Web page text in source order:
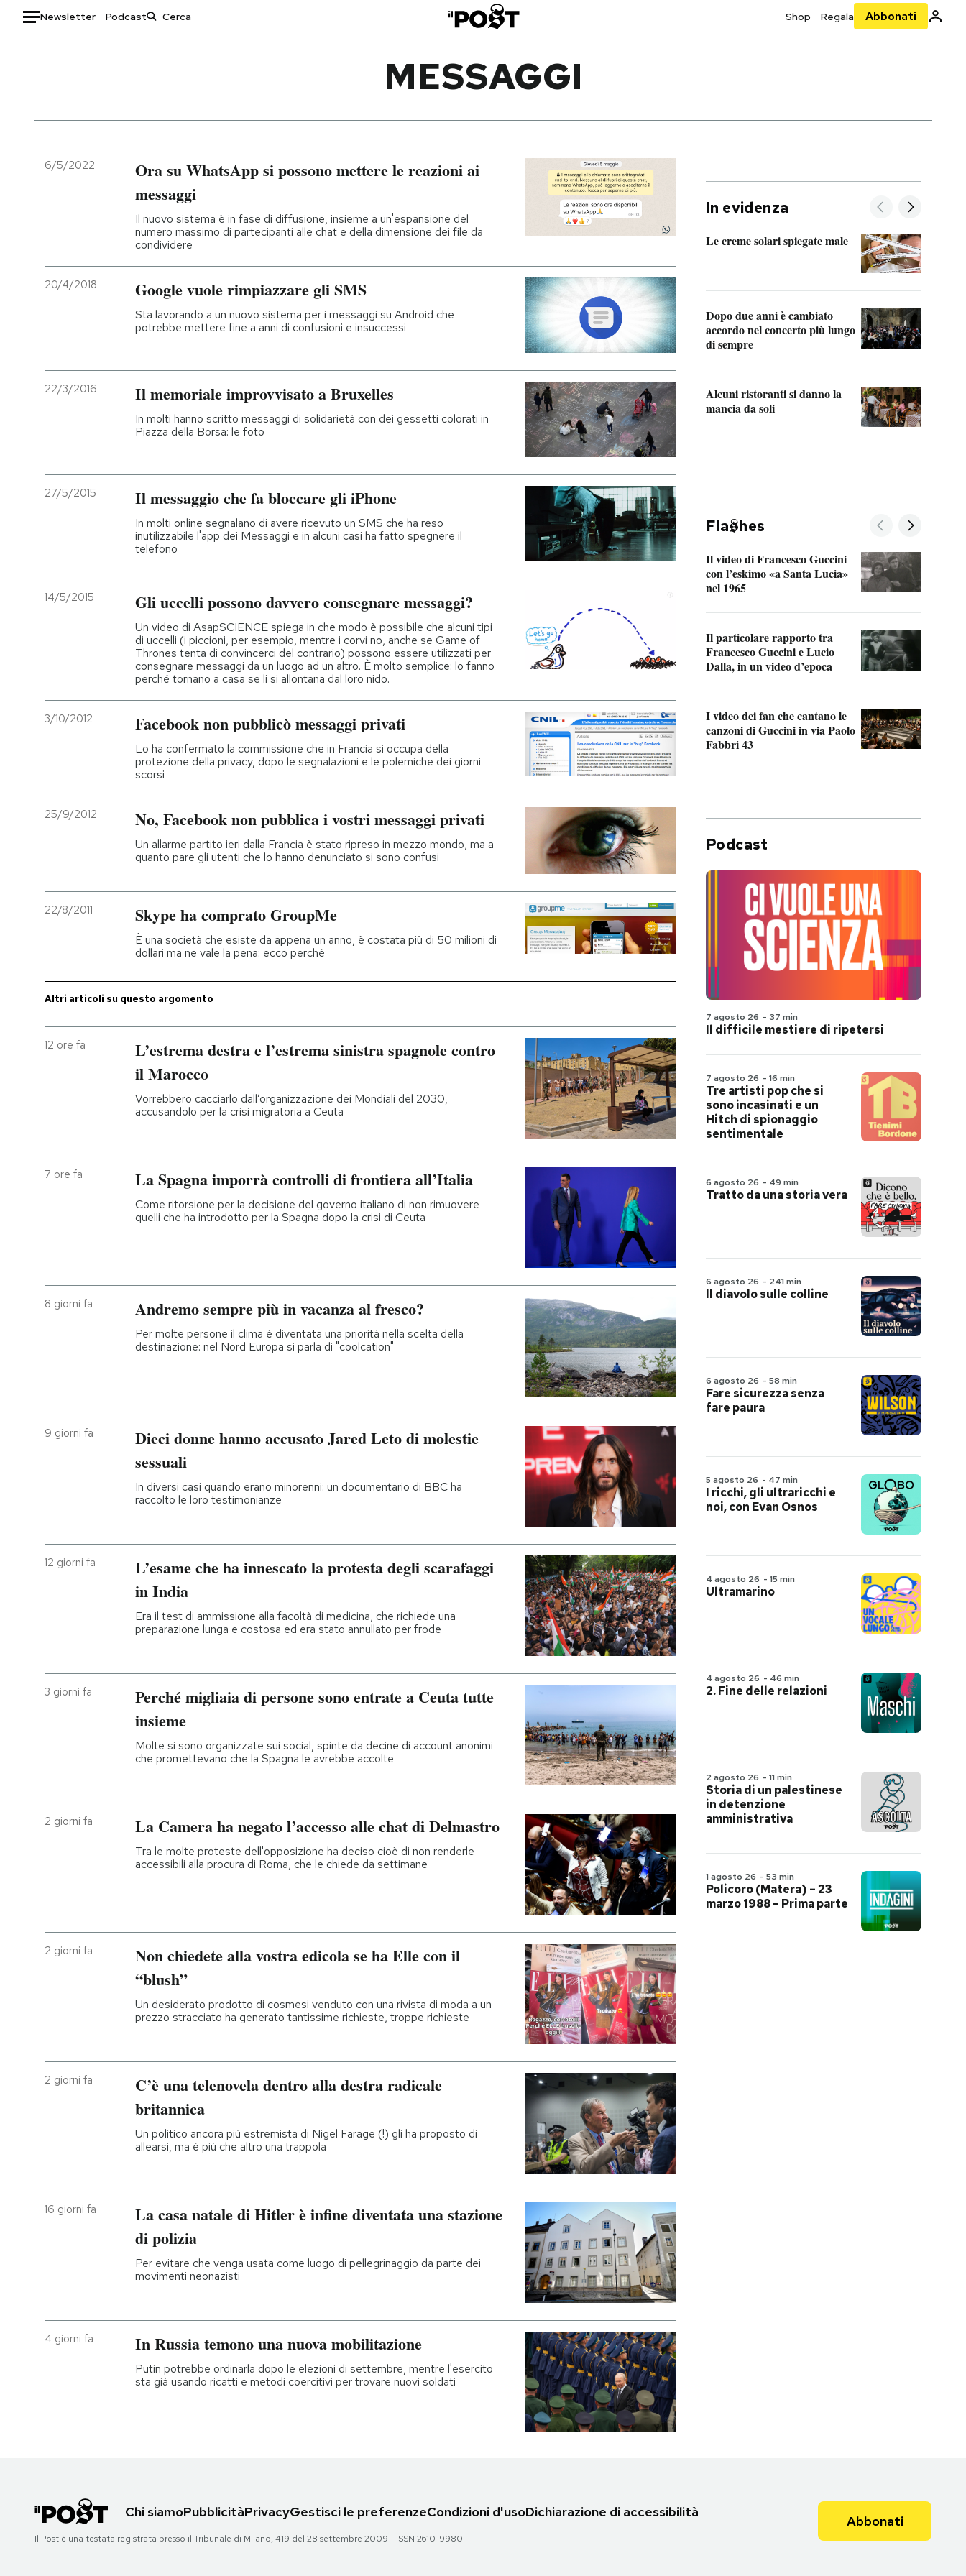
Newsletter Podcast Shop Regala Abbonati
Italia
Politica
Economia
Sport
Moda
Ok Boomer!
Media
Europa
Altrecose
Mondiali calcio 2026
NEWSLETTER
SHOP
MESSAGGI
6/5/2022
Ora su WhatsApp si possono mettere le reazioni ai
messaggi
Il nuovo sistema è in fase di diffusione, insieme a un'espansione del
numero massimo di partecipanti alle chat e della dimensione dei file da
condividere
20/4/2018 Google vuole rimpiazzare gli SMS
Sta lavorando a un nuovo sistema per i messaggi su Android che
potrebbe mettere fine a anni di confusioni e insuccessi
22/3/2016 Il memoriale improvvisato a Bruxelles
In molti hanno scritto messaggi di solidarietà con dei gessetti colorati in
Piazza della Borsa: le foto
27/5/2015 Il messaggio che fa bloccare gli iPhone
In molti online segnalano di avere ricevuto un SMS che ha reso
inutilizzabile l'app dei Messaggi e in alcuni casi ha fatto spegnere il
telefono
14/5/2015 Gli uccelli possono davvero consegnare messaggi?
Un video di AsapSCIENCE spiega in che modo è possibile che alcuni tipi
di uccelli (i piccioni, per esempio, mentre i corvi no, anche se Game of
Thrones tenta di convincerci del contrario) possono essere utilizzati per
consegnare messaggi da un luogo ad un altro. È molto semplice: lo fanno
perché tornano a casa se li si allontana dal loro nido.
3/10/2012 Facebook non pubblicò messaggi privati
Lo ha confermato la commissione che in Francia si occupa della
protezione della privacy, dopo le segnalazioni e le polemiche dei giorni
scorsi
25/9/2012 No, Facebook non pubblica i vostri messaggi privati
Un allarme partito ieri dalla Francia è stato ripreso in mezzo mondo, ma a
quanto pare gli utenti che lo hanno denunciato si sono confusi
22/8/2011 Skype ha comprato GroupMe
È una società che esiste da appena un anno, è costata più di 50 milioni di
dollari ma ne vale la pena: ecco perché
Altri articoli su questo argomento
12 ore fa
L’estrema destra e l’estrema sinistra spagnole contro
il Marocco
Vorrebbero cacciarlo dall’organizzazione dei Mondiali del 2030,
accusandolo per la crisi migratoria a Ceuta
7 ore fa La Spagna imporrà controlli di frontiera all’Italia
Come ritorsione per la decisione del governo italiano di non rimuovere
quelli che ha introdotto per la Spagna dopo la crisi di Ceuta
8 giorni fa Andremo sempre più in vacanza al fresco?
Per molte persone il clima è diventata una priorità nella scelta della
destinazione: nel Nord Europa si parla di "coolcation"
9 giorni fa
Dieci donne hanno accusato Jared Leto di molestie
sessuali
In diversi casi quando erano minorenni: un documentario di BBC ha
raccolto le loro testimonianze
12 giorni fa
L’esame che ha innescato la protesta degli scarafaggi
in India
Era il test di ammissione alla facoltà di medicina, che richiede una
preparazione lunga e costosa ed era stato annullato per frode
3 giorni fa
Perché migliaia di persone sono entrate a Ceuta tutte
insieme
Molte si sono organizzate sui social, spinte da decine di account anonimi
che promettevano che la Spagna le avrebbe accolte
2 giorni fa La Camera ha negato l’accesso alle chat di Delmastro
Tra le molte proteste dell'opposizione ha deciso cioè di non renderle
accessibili alla procura di Roma, che le chiede da settimane
2 giorni fa
Non chiedete alla vostra edicola se ha Elle con il
“blush”
Un desiderato prodotto di cosmesi venduto con una rivista di moda a un
prezzo stracciato ha generato tantissime richieste, troppe richieste
2 giorni fa
C’è una telenovela dentro alla destra radicale
britannica
Un politico ancora più estremista di Nigel Farage (!) gli ha proposto di
allearsi, ma è più che altro una trappola
16 giorni fa
La casa natale di Hitler è infine diventata una stazione
di polizia
Per evitare che venga usata come luogo di pellegrinaggio da parte dei
movimenti neonazisti
4 giorni fa In Russia temono una nuova mobilitazione
Putin potrebbe ordinarla dopo le elezioni di settembre, mentre l'esercito
sta già usando ricatti e metodi coercitivi per trovare nuovi soldati
In evidenza
Le creme solari spiegate male
Dopo due anni è cambiato
accordo nel concerto più lungo
di sempre
Alcuni ristoranti si danno la
mancia da soli
Fla hes
Il video di Francesco Guccini
con l’eskimo «a Santa Lucia»
nel 1965
Il particolare rapporto tra
Francesco Guccini e Lucio
Dalla, in un video d’epoca
I video dei fan che cantano le
canzoni di Guccini in via Paolo
Fabbri 43
Podcast
7 agosto 26 - 37 min
Il difficile mestiere di ripetersi
7 agosto 26 - 16 min
Tre artisti pop che si
sono incasinati e un
Hitch di spionaggio
sentimentale
6 agosto 26 - 49 min
Tratto da una storia vera
6 agosto 26 - 241 min
Il diavolo sulle colline
6 agosto 26 - 58 min
Fare sicurezza senza
fare paura
5 agosto 26 - 47 min
I ricchi, gli ultraricchi e
noi, con Evan Osnos
4 agosto 26 - 15 min
Ultramarino
4 agosto 26 - 46 min
2. Fine delle relazioni
2 agosto 26 - 11 min
Storia di un palestinese
in detenzione
amministrativa
1 agosto 26 - 53 min
Policoro (Matera) – 23
marzo 1988 – Prima parte
Chi siamoPubblicitàPrivacyGestisci le preferenzeCondizioni d'usoDichiarazione di accessibilità
Il Post è una testata registrata presso il Tribunale di Milano, 419 del 28 settembre 2009 - ISSN 2610-9980
Abbonati